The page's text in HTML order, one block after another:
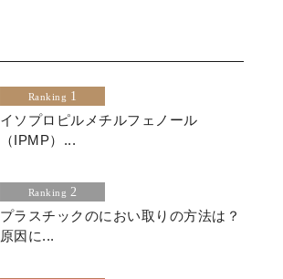
Ranking 1
イソプロピルメチルフェノール
（IPMP）...
Ranking 2
プラスチックのにおい取りの方法は？
原因に...